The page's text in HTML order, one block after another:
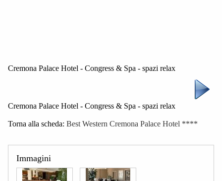
Cremona Palace Hotel - Congress & Spa - spazi relax
Cremona Palace Hotel - Congress & Spa - spazi relax
Torna alla scheda: Best Western Cremona Palace Hotel ****
Immagini